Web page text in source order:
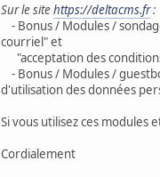
Sur le sitehttps://deltacms.fr:
- Bonus / Modules /
courriel" et
"acceptation des
- Bonus / Modules /
d'utilisation des données
Si vous utilisez ces modules
Cordialement